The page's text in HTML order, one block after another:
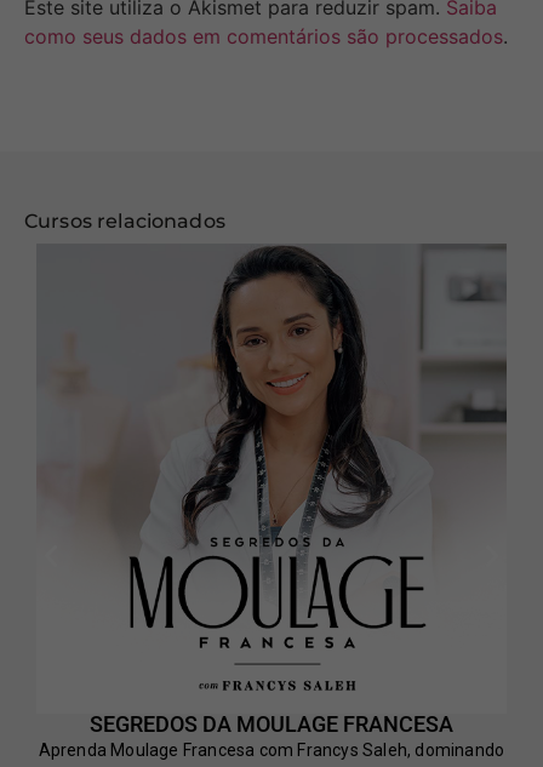
Este site utiliza o Akismet para reduzir spam. Saiba
como seus dados em comentários são processados.
Cursos relacionados
SEGREDOS DA MOULAGE FRANCESA
Aprenda Moulage Francesa com Francys Saleh, dominando